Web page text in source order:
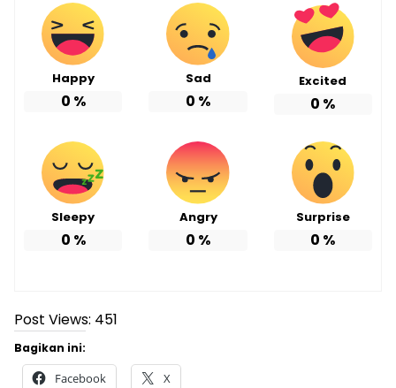
Happy
0 %
Sad
0 %
Excited
0 %
Sleepy
0 %
Angry
0 %
Surprise
0 %
Post Views: 451
Bagikan ini:
Facebook X